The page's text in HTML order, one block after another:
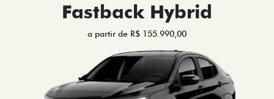
Fastback Hybrid
a partir de R$ 155.990,00